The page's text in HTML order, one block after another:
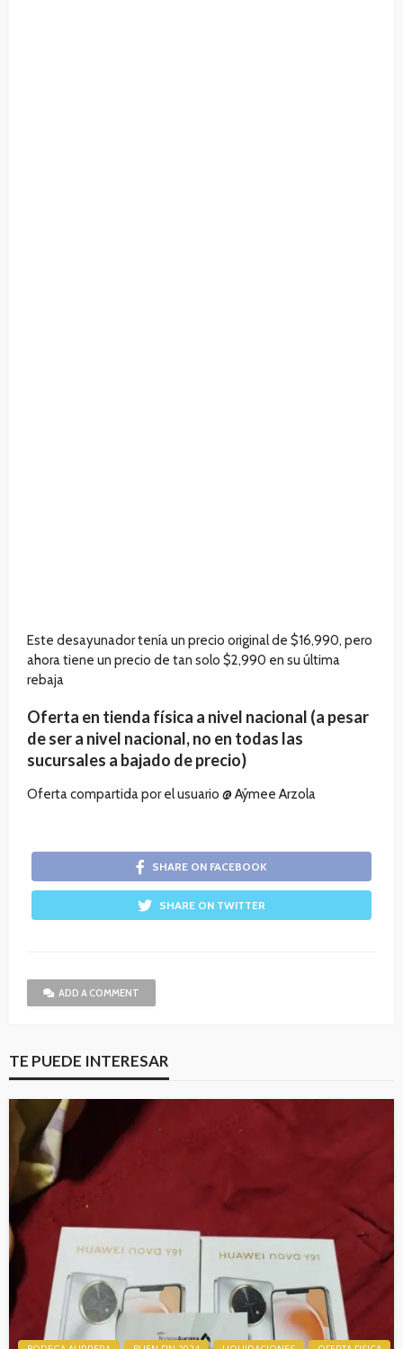
Este desayunador tenía un precio original de $16,990, pero
ahora tiene un precio de tan solo $2,990 en su última
rebaja
Oferta en tienda física a nivel nacional (a pesar
de ser a nivel nacional, no en todas las
sucursales a bajado de precio)
Oferta compartida por el usuario @ Aýmee Arzola
SHARE ON FACEBOOK
SHARE ON TWITTER
ADD A COMMENT
TE PUEDE INTERESAR